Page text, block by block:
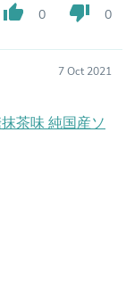
thumb_up 0 thumb_down 0
7 Oct 2021
茶味 純国産ソ